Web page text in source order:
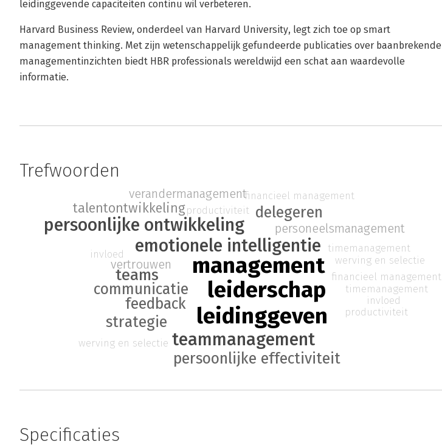
leidinggevende capaciteiten continu wil verbeteren.
Harvard Business Review, onderdeel van Harvard University, legt zich toe op smart
management thinking. Met zijn wetenschappelijk gefundeerde publicaties over baanbrekende
managementinzichten biedt HBR professionals wereldwijd een schat aan waardevolle
informatie.
Trefwoorden
management
leiderschap
leidinggeven
emotionele intelligentie
persoonlijke ontwikkeling
teammanagement
feedback
persoonlijke effectiviteit
communicatie
teams
strategie
delegeren
talentontwikkeling
vertrouwen
personeelsmanagement
verandermanagement
timemanagement
invloed werving en selectie
financieel management
productiviteit
timemanagement
invloed
werving en selectie
financieel management
productiviteit
Specificaties